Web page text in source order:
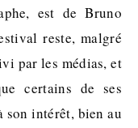
est de Bruno
reste, malgré
par les médias, et
certains de ses
son intérêt, bien au